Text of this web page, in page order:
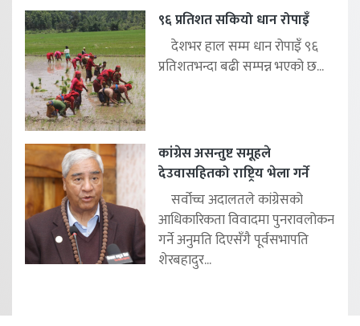
९६ प्रतिशत सकियो धान रोपाइँ
देशभर हाल सम्म धान रोपाइँ ९६
प्रतिशतभन्दा बढी सम्पन्न भएको छ...
कांग्रेस असन्तुष्ट समूहले
देउवासहितको राष्ट्रिय भेला गर्ने
सर्वोच्च अदालतले कांग्रेसको
आधिकारिकता विवादमा पुनरावलोकन
गर्ने अनुमति दिएसँगै पूर्वसभापति
शेरबहादुर...